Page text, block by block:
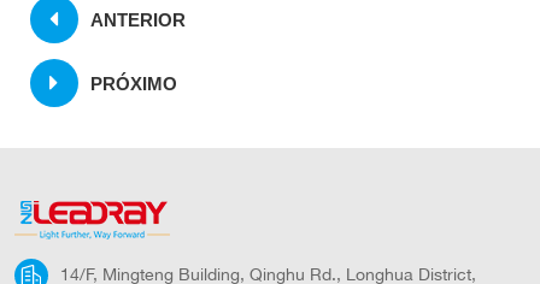
ANTERIOR
PRÓXIMO
14/F, Mingteng Building, Qinghu Rd., Longhua District,